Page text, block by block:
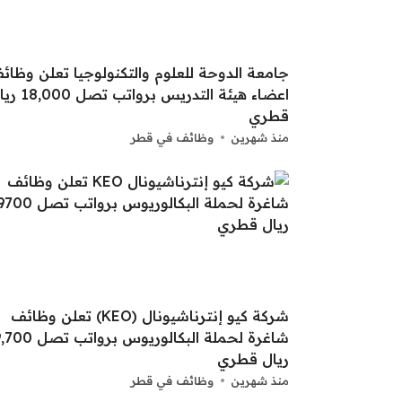
جامعة الدوحة للعلوم والتكنولوجيا تعلن
اعضاء هيئة التدريس
قطري
منذ شهرين وظائف في قطر
شركة كيو إنترناشيونال (KEO) تعلن وظائف
شاغرة لحملة البكالوريوس
ريال قطري
منذ شهرين وظائف في قطر